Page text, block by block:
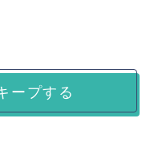
ープする